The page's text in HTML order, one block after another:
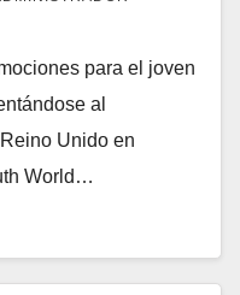
para el joven
al
Unido en
World…